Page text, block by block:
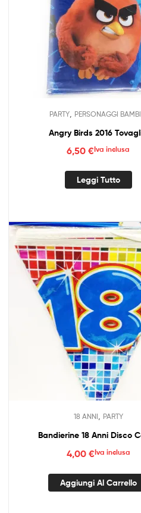
PARTY, PERSONAGGI
Angry Birds 2016
6,50 €Iva inclusa
Leggi Tutto
18 ANNI, PARTY
Bandierine 18 Anni Disco
4,00 €Iva inclusa
Aggiungi Al Carrello